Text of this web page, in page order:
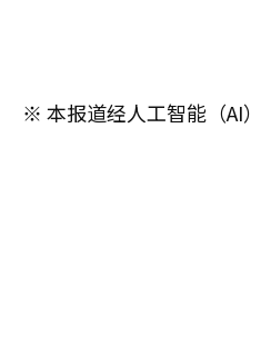
※ 本报道经人工智能（AI